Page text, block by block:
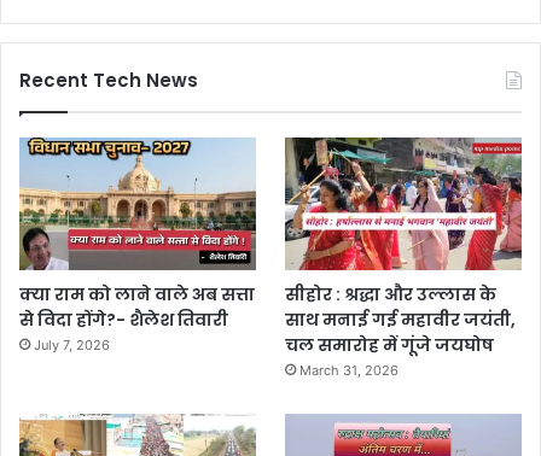
Recent Tech News
क्या राम को लाने वाले अब सत्ता
से विदा होंगे?- शैलेश तिवारी
July 7, 2026
सीहोर : श्रद्धा और उल्लास के
साथ मनाई गई महावीर जयंती,
चल समारोह में गूंजे जयघोष
March 31, 2026